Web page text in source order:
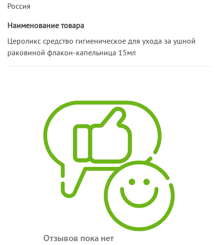
Россия
Наименование товара
Цероликс средство гигиеническое для ухода за ушной
раковиной флакон-капельница 15мл
Отзывов пока нет